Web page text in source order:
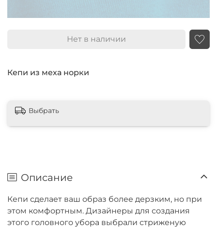
Кепи из меха норки
Нет в наличии
Выбрать
Описание
Кепи сделает ваш образ более дерзким, но при
этом комфортным. Дизайнеры для создания
этого головного убора выбрали стриженую